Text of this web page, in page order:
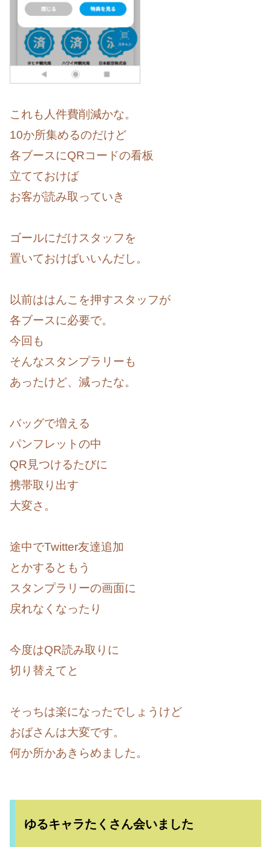
これも人件費削減かな。
10か所集めるのだけど
各ブースにQRコードの看板
立てておけば
お客が読み取っていき
ゴールにだけスタッフを
置いておけばいいんだし。
以前ははんこを押すスタッフが
各ブースに必要で。
今回も
そんなスタンプラリーも
あったけど、減ったな。
バッグで増える
パンフレットの中
QR見つけるたびに
携帯取り出す
大変さ。
途中でTwitter友達追加
とかするともう
スタンプラリーの画面に
戻れなくなったり
今度はQR読み取りに
切り替えてと
そっちは楽になったでしょうけど
おばさんは大変です。
何か所かあきらめました。
ゆるキャラたくさん会いました